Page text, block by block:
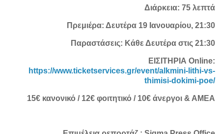
Διάρκεια: 75 λεπτά
Πρεμιέρα: Δευτέρα 19 Ιανουαρίου, 21:30
Παραστάσεις: Κάθε Δευτέρα στις 21:30
ΕΙΣΙΤΗΡΙΑ Online:
https://www.ticketservices.gr/event/alkmini-lithi-vs-
thimisi-dokimi-poe/
15€ κανονικό / 12€ φοιτητικό / 10€ άνεργοι & ΑΜΕΑ